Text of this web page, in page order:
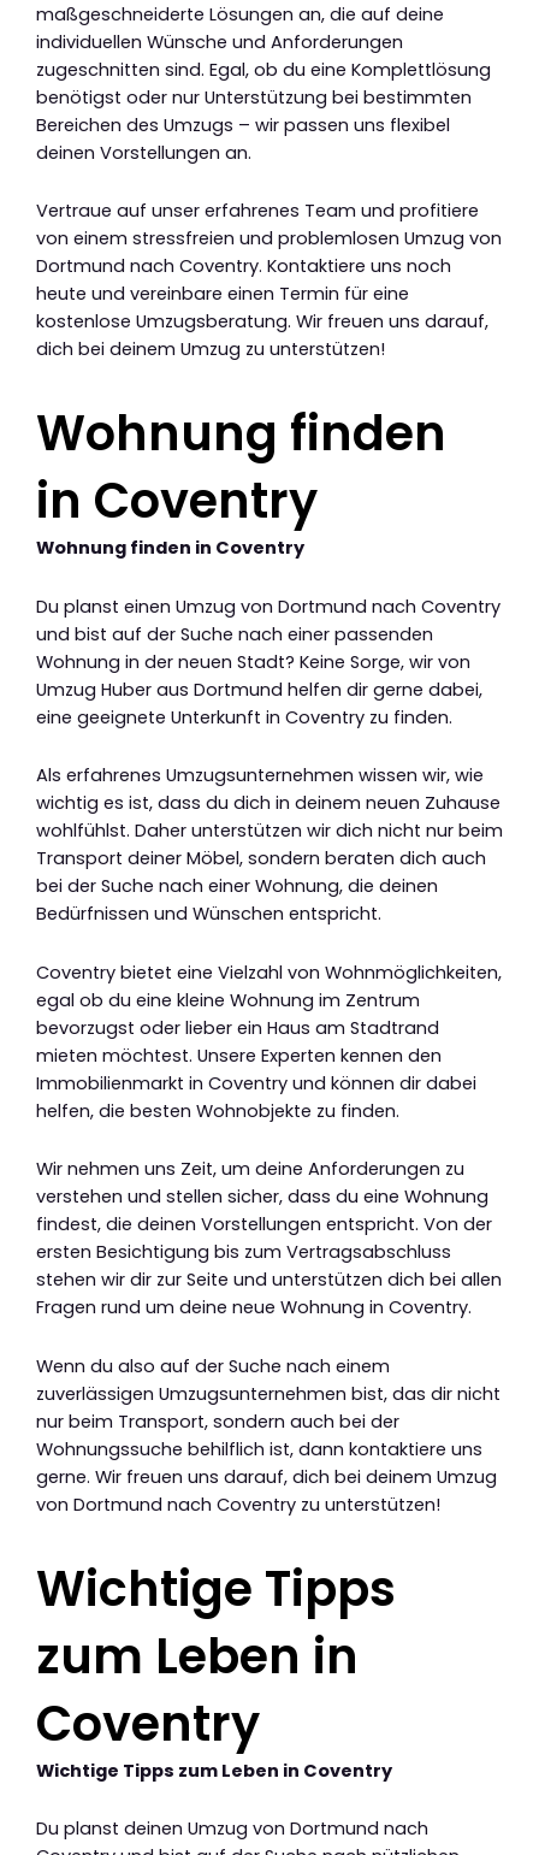
maßgeschneiderte Lösungen an, die auf deine
individuellen Wünsche und Anforderungen
zugeschnitten sind. Egal, ob du eine Komplettlösung
benötigst oder nur Unterstützung bei bestimmten
Bereichen des Umzugs – wir passen uns flexibel
deinen Vorstellungen an.
Vertraue auf unser erfahrenes Team und profitiere
von einem stressfreien und problemlosen Umzug von
Dortmund nach Coventry. Kontaktiere uns noch
heute und vereinbare einen Termin für eine
kostenlose Umzugsberatung. Wir freuen uns darauf,
dich bei deinem Umzug zu unterstützen!
Wohnung finden
in Coventry
Wohnung finden in Coventry
Du planst einen Umzug von Dortmund nach Coventry
und bist auf der Suche nach einer passenden
Wohnung in der neuen Stadt? Keine Sorge, wir von
Umzug Huber aus Dortmund helfen dir gerne dabei,
eine geeignete Unterkunft in Coventry zu finden.
Als erfahrenes Umzugsunternehmen wissen wir, wie
wichtig es ist, dass du dich in deinem neuen Zuhause
wohlfühlst. Daher unterstützen wir dich nicht nur beim
Transport deiner Möbel, sondern beraten dich auch
bei der Suche nach einer Wohnung, die deinen
Bedürfnissen und Wünschen entspricht.
Coventry bietet eine Vielzahl von Wohnmöglichkeiten,
egal ob du eine kleine Wohnung im Zentrum
bevorzugst oder lieber ein Haus am Stadtrand
mieten möchtest. Unsere Experten kennen den
Immobilienmarkt in Coventry und können dir dabei
helfen, die besten Wohnobjekte zu finden.
Wir nehmen uns Zeit, um deine Anforderungen zu
verstehen und stellen sicher, dass du eine Wohnung
findest, die deinen Vorstellungen entspricht. Von der
ersten Besichtigung bis zum Vertragsabschluss
stehen wir dir zur Seite und unterstützen dich bei allen
Fragen rund um deine neue Wohnung in Coventry.
Wenn du also auf der Suche nach einem
zuverlässigen Umzugsunternehmen bist, das dir nicht
nur beim Transport, sondern auch bei der
Wohnungssuche behilflich ist, dann kontaktiere uns
gerne. Wir freuen uns darauf, dich bei deinem Umzug
von Dortmund nach Coventry zu unterstützen!
Wichtige Tipps
zum Leben in
Coventry
Wichtige Tipps zum Leben in Coventry
Du planst deinen Umzug von Dortmund nach